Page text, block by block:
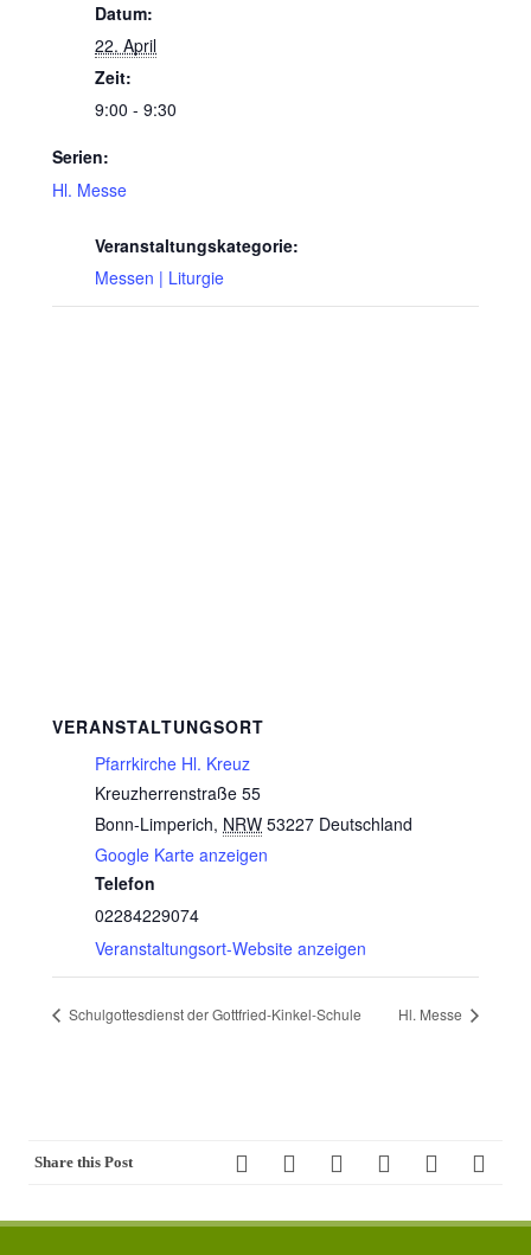
Datum:
22. April
Zeit:
9:00 - 9:30
Serien:
Hl. Messe
Veranstaltungskategorie:
Messen | Liturgie
VERANSTALTUNGSORT
Pfarrkirche Hl. Kreuz
Kreuzherrenstraße 55
Bonn-Limperich, NRW 53227 Deutschland
Google Karte anzeigen
Telefon
02284229074
Veranstaltungsort-Website anzeigen
Schulgottesdienst der Gottfried-Kinkel-Schule Hl. Messe
Share this Post